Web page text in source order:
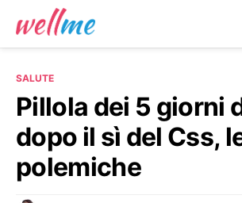
SALUTE
Pillola dei 5 giorni
dopo il sì del Css,
polemiche